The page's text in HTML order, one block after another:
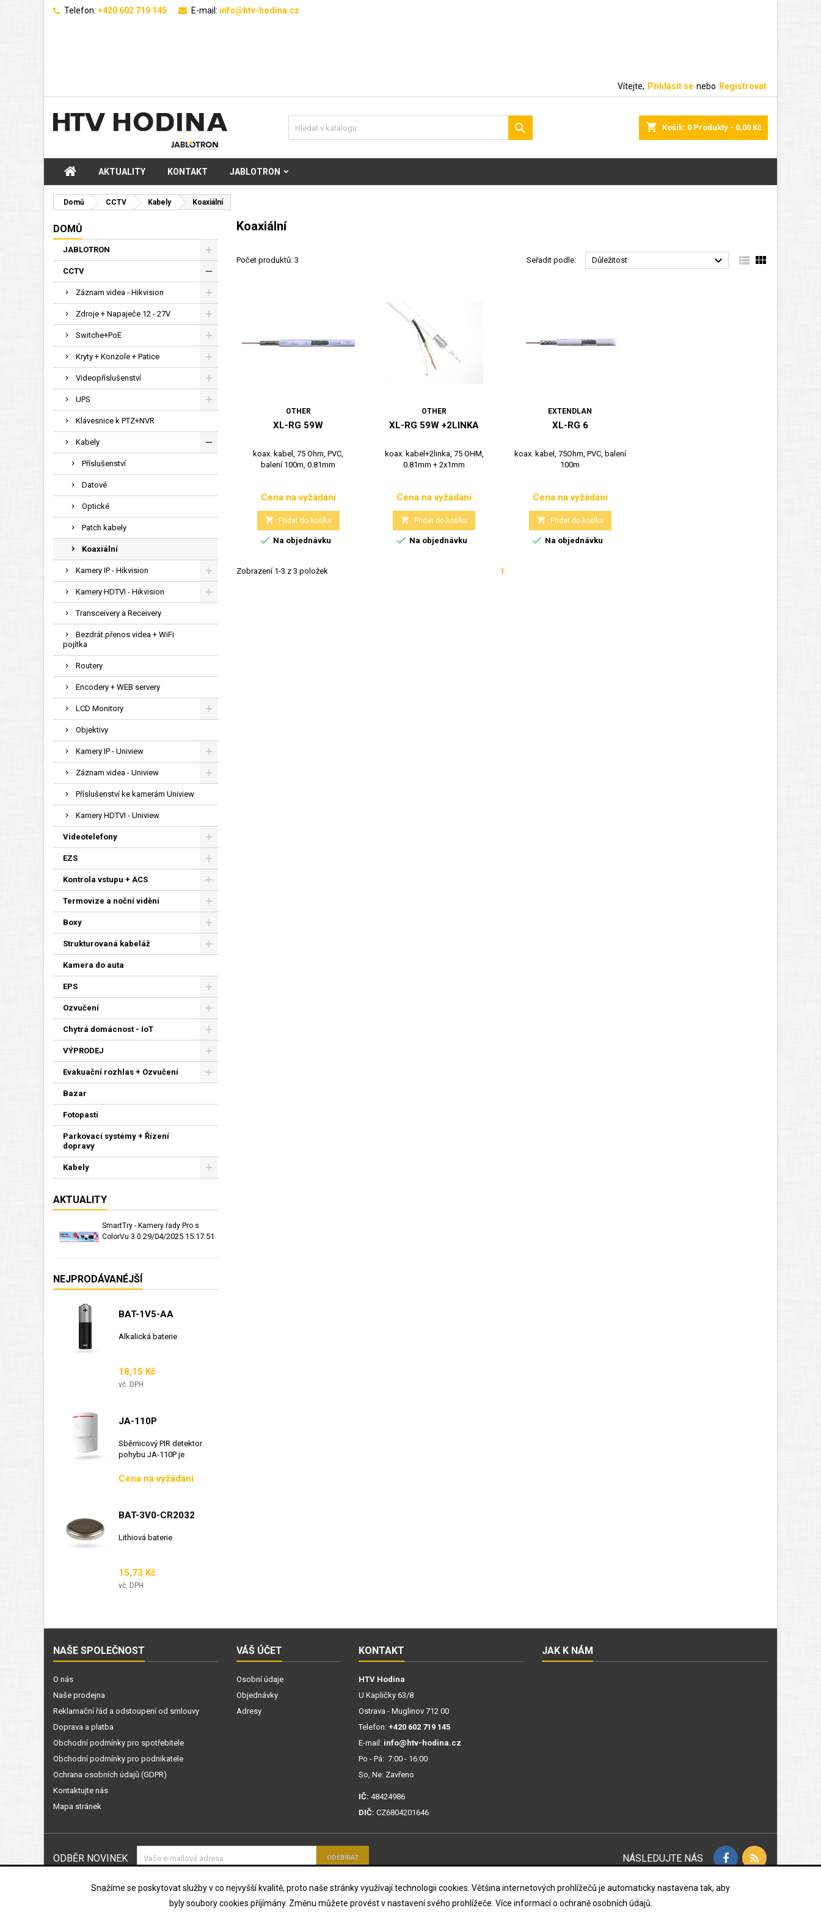
Snažíme se poskytovat služby v co nejvyšší kvalitě, proto naše stránky využívají technologii cookies. Většina internetových prohlížečů je automaticky nastavena tak, aby
byly soubory cookies příjímány. Změnu můžete provést v nastavení svého prohlížeče. Více informací o ochraně osobních údajů.
Telefon: +420 602 719 145 E-mail: info@htv-hodina.cz
Vítejte, Přihlásit se nebo Registrovat
shopping_cart Košík: 0 Produkty - 0,00 Kč

AKTUALITY KONTAKT JABLOTRON
Domů CCTV Kabely Koaxiální
DOMŮ
JABLOTRON
CCTV
Záznam videa - Hikvision
Zdroje + Napaječe 12 - 27V
Switche+PoE
Kryty + Konzole + Patice
Videopříslušenství
UPS
Klávesnice k PTZ+NVR
Kabely
Příslušenství
Datové
Optické
Patch kabely
Koaxiální
Kamery IP - Hikvision
Kamery HDTVI - Hikvision
Transceivery a Receivery
Bezdrát.přenos videa + WiFi
pojítka
Routery
Encodery + WEB servery
LCD Monitory
Objektivy
Kamery IP - Uniview
Záznam videa - Uniview
Příslušenství ke kamerám Uniview
Kamery HDTVI - Uniview
Videotelefony
EZS
Kontrola vstupu + ACS
Termovize a noční vidění
Boxy
Strukturovaná kabeláž
Kamera do auta
EPS
Ozvučení
Chytrá domácnost - IoT
VÝPRODEJ
Evakuační rozhlas + Ozvučení
Bazar
Fotopasti
Parkovací systémy + Řízení
dopravy
Kabely
AKTUALITY
SmartTry - Kamery řady Pro s
ColorVu 3.0 29/04/2025 15:17:51
NEJPRODÁVANÉJŠÍ
BAT-1V5-AA
Alkalická baterie
Cena
18,15 Kč
vč. DPH
JA-110P
Sběrnicový PIR detektor
pohybu JA-110P je
Cena
Cena na vyžádání
BAT-3V0-CR2032
Lithiová baterie
Cena
15,73 Kč
vč. DPH
Koaxiální
Počet produktů: 3 Seřadit podle: Důležitost   
OTHER
XL-RG 59W
koax. kabel, 75 Ohm, PVC,
balení 100m, 0.81mm
Cena
Cena na vyžádání
 Přidat do košíku
 Na objednávku
OTHER
XL-RG 59W +2LINKA
koax. kabel+2linka, 75 OHM,
0.81mm + 2x1mm
Cena
Cena na vyžádání
 Přidat do košíku
 Na objednávku
EXTENDLAN
XL-RG 6
koax. kabel, 75Ohm, PVC, balení
100m
Cena
Cena na vyžádání
 Přidat do košíku
 Na objednávku
Zobrazení 1-3 z 3 položek 1
NAŠE SPOLEČNOST
O nás
Naše prodejna
Reklamační řád a odstoupení od smlouvy
Doprava a platba
Obchodní podmínky pro spotřebitele
Obchodní podmínky pro podnikatele
Ochrana osobních údajů (GDPR)
Kontaktujte nás
Mapa stránek
VÁŠ ÚČET
Osobní údaje
Objednávky
Adresy
KONTAKT
HTV Hodina
U Kapličky 63/8
Ostrava - Muglinov 712 00
Telefon: +420 602 719 145
E-mail: info@htv-hodina.cz
Po - Pá: 7:00 - 16:00
So, Ne: Zavřeno
IČ: 48424986
DIČ: CZ6804201646
JAK K NÁM
ODBĚR NOVINEK
údajů
NÁSLEDUJTE NÁS